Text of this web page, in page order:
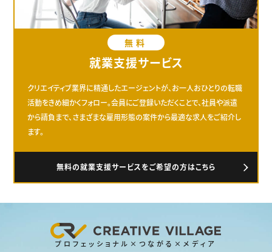
無料
就業支援サービス
クリエイティブ業界に精通したエージェントが、お一人おひとりの転職
活動をきめ細かくフォロー。会員にご登録いただくことで、社員や派遣
から請負まで、さまざまな雇用形態の案件から最適な求人をご紹介し
ます。
無料の就業支援サービスをご希望の方はこちら
プロフェッショナル×つながる×メディア